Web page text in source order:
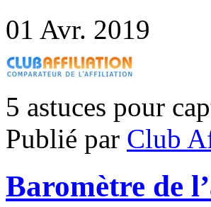
01 Avr. 2019
5 astuces pour
Publié par Club
Baromètre de